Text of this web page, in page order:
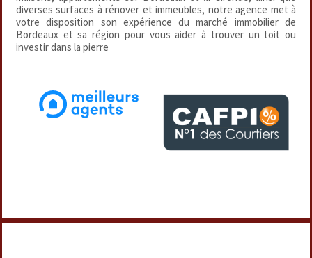
diverses surfaces à rénover et immeubles, notre agence met à
votre disposition son expérience du marché immobilier de
Bordeaux et sa région pour vous aider à trouver un toit ou
investir dans la pierre